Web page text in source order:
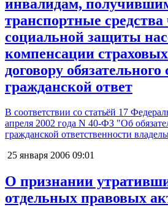
инвалидам,
транспортные средства
социальной защиты
компенсации
договору
гражданской ответ
В соответствии со статьёй 17
апреля 2002 года N 40-ФЗ "Об
гражданской ответственности
25 января 2006 09:01
О признании
отдельных правовых